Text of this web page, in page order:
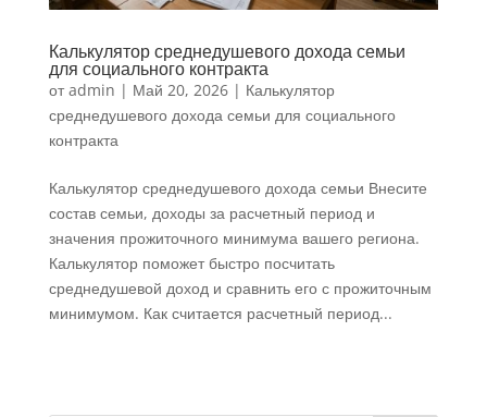
Калькулятор среднедушевого дохода семьи
для социального контракта
отadmin | Май 20, 2026| Калькулятор
среднедушевого дохода семьи для социального
контракта
Калькулятор среднедушевого дохода семьи Внесите
состав семьи, доходы за расчетный период и
значения прожиточного минимума вашего региона.
Калькулятор поможет быстро посчитать
среднедушевой доход и сравнить его с прожиточным
минимумом. Как считается расчетный период...